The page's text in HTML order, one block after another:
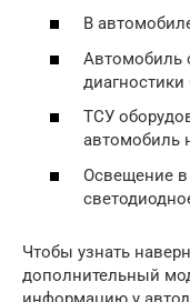
В
Автомобиль
ТСУ
автомобиль
Освещение
Чтобы узнать
дополнительный